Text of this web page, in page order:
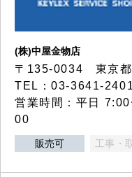
(株)中屋金物店
〒135-0034 東京都
TEL：03-3641-
営業時間：平日
00
販売可 工事・